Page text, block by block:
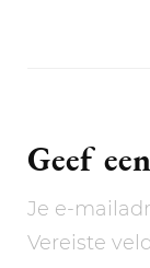
Geef
Je e-
Vereiste